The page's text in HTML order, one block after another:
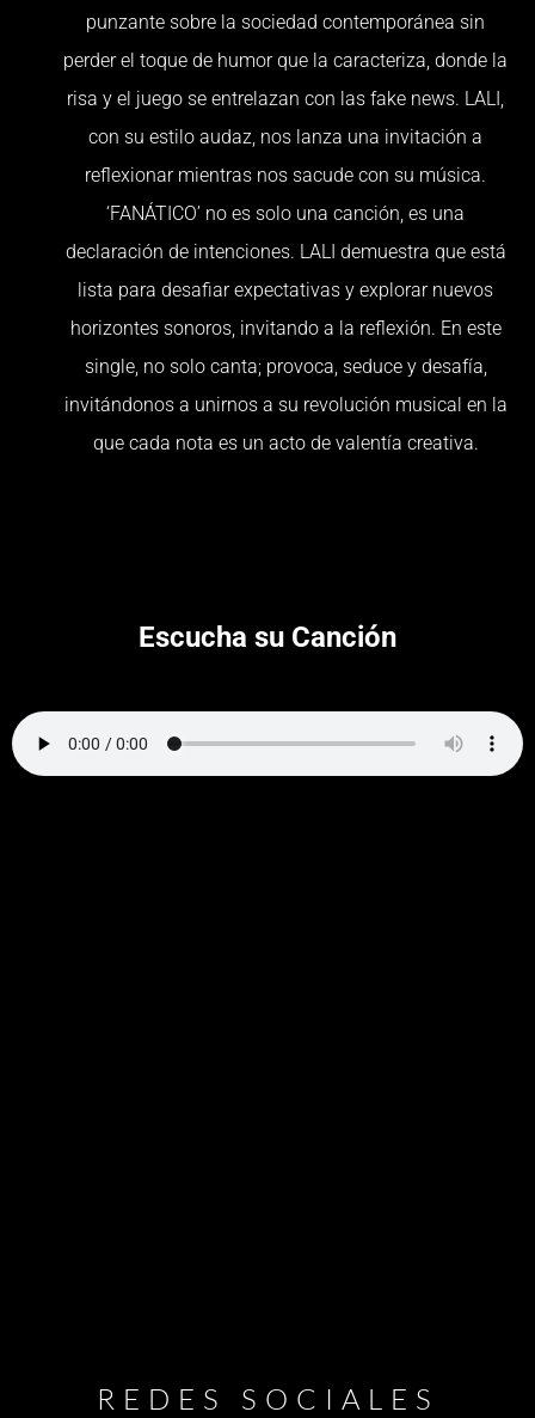
punzante sobre la sociedad contemporánea sin
perder el toque de humor que la caracteriza, donde la
risa y el juego se entrelazan con las fake news. LALI,
con su estilo audaz, nos lanza una invitación a
reflexionar mientras nos sacude con su música.
‘FANÁTICO’ no es solo una canción, es una
declaración de intenciones. LALI demuestra que está
lista para desafiar expectativas y explorar nuevos
horizontes sonoros, invitando a la reflexión. En este
single, no solo canta; provoca, seduce y desafía,
invitándonos a unirnos a su revolución musical en la
que cada nota es un acto de valentía creativa.
Escucha su Canción
REDES SOCIALES